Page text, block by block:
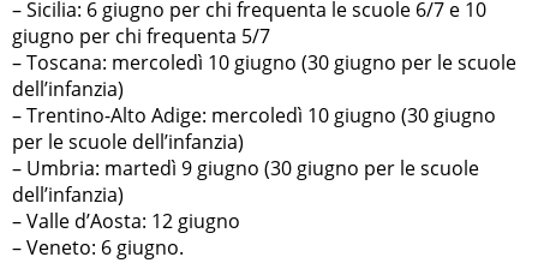
– Sicilia: 6 giugno per chi frequenta le scuole 6/7 e 10
giugno per chi frequenta 5/7
– Toscana: mercoledì 10 giugno (30 giugno per le scuole
dell’infanzia)
– Trentino-Alto Adige: mercoledì 10 giugno (30 giugno
per le scuole dell’infanzia)
– Umbria: martedì 9 giugno (30 giugno per le scuole
dell’infanzia)
– Valle d’Aosta: 12 giugno
– Veneto: 6 giugno.